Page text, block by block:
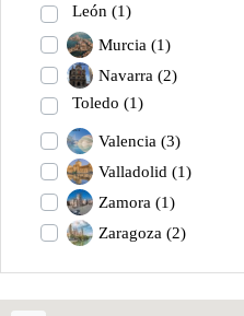
León (1)
Murcia (1)
Navarra (2)
Toledo (1)
Valencia (3)
Valladolid (1)
Zamora (1)
Zaragoza (2)